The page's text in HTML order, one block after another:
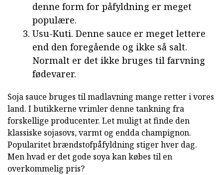
denne form for påfyldning er meget
populære.
Usu-Kuti. Denne sauce er meget lettere
end den foregående og ikke så salt.
Normalt er det ikke bruges til farvning
fødevarer.
Soja sauce bruges til madlavning mange retter i vores
land. I butikkerne vrimler denne tankning fra
forskellige producenter. Let muligt at finde den
klassiske sojasovs, varmt og endda champignon.
Popularitet brændstofpåfyldning stiger hver dag.
Men hvad er det gode soya kan købes til en
overkommelig pris?